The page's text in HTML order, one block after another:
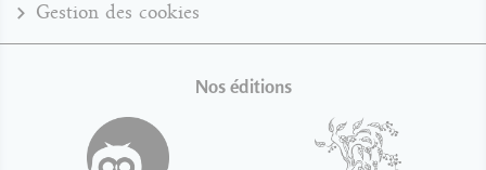
Gestion des cookies
Nos éditions